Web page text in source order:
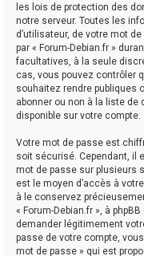
les lois de protection des
notre serveur. Toutes les
d’utilisateur, de votre mot
par « Forum-Debian.fr »
facultatives, à la seule
cas, vous pouvez contrôler
souhaitez rendre publiques
abonner ou non à la liste de
disponible sur votre compte.
Votre mot de passe est
soit sécurisé. Cependant, il
mot de passe sur plusieurs
est le moyen d’accès à
à le conservez
« Forum-Debian.fr », à
demander légitimement
passe de votre compte,
mot de passe » qui est